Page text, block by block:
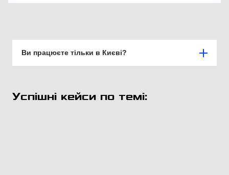
Ви працюєте тільки в Києві?
Успішні кейси по темі: